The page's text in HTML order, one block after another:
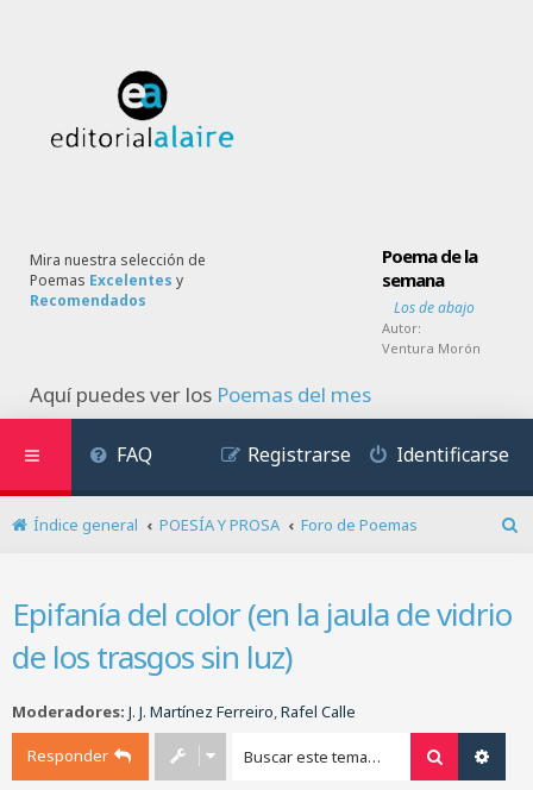
Mira nuestra selección de
Poemas Excelentes y
Recomendados
Poema de la
semana
Los de abajo
Autor:
Ventura Morón
Aquí puedes ver los Poemas del mes
FAQ Identificarse
Registrarse
Índice general POESÍA Y PROSA
Foro de Poemas
Epifanía del color (en la jaula de vidrio
de los trasgos sin luz)
Moderadores: J. J. Martínez Ferreiro Rafel Calle
Responder Buscar